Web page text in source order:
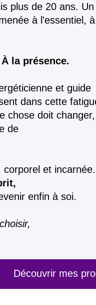
plus de 20 ans. Un
à l'essentiel, à
la présence.
et guide
dans cette
chose doit changer,
de
et incarnée.
enfin à soi.
Découvrir mes